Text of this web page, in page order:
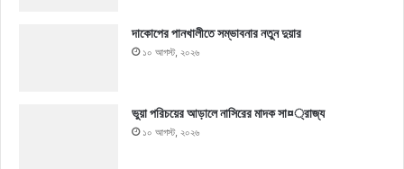
দাকোপের পানখালীতে সম্ভাবনার নতুন দুয়ার
১০ আগস্ট, ২০২৬
ভুয়া পরিচয়ের আড়ালে নাসিরের মাদক সা¤্রাজ্য
১০ আগস্ট, ২০২৬